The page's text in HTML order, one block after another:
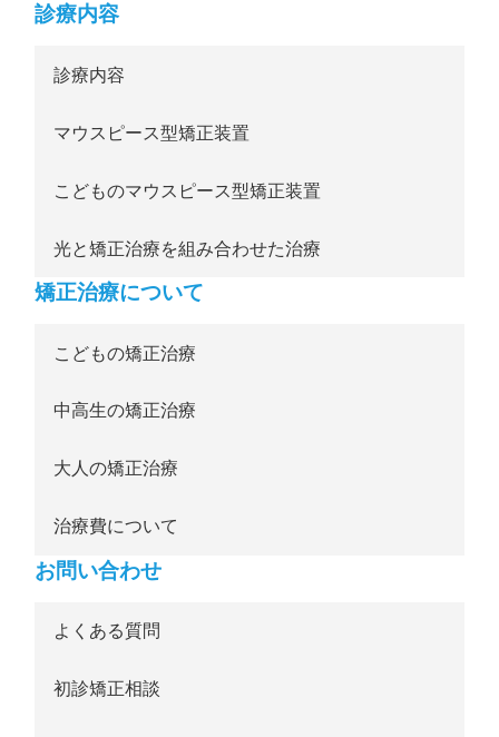
診療内容
診療内容
マウスピース型矯正装置
こどものマウスピース型矯正装置
光と矯正治療を組み合わせた治療
矯正治療について
こどもの矯正治療
中高生の矯正治療
大人の矯正治療
治療費について
お問い合わせ
よくある質問
初診矯正相談